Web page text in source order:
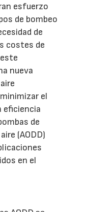
esfuerzo
de bombeo
de
costes de
nueva
el
eficiencia
de
(AODD)
en el